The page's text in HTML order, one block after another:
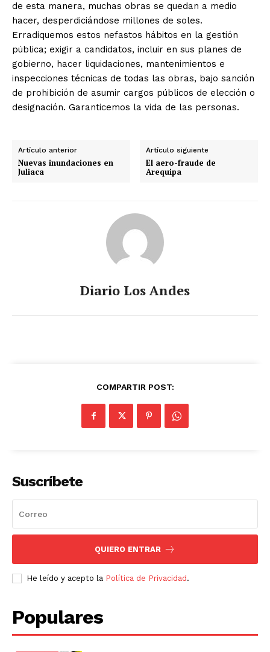
de esta manera, muchas obras se quedan a medio
hacer, desperdiciándose millones de soles.
Erradiquemos estos nefastos hábitos en la gestión
pública; exigir a candidatos, incluir en sus planes de
gobierno, hacer liquidaciones, mantenimientos e
inspecciones técnicas de todas las obras, bajo sanción
de prohibición de asumir cargos públicos de elección o
designación. Garanticemos la vida de las personas.
Artículo anterior
Nuevas inundaciones en
Juliaca
Artículo siguiente
El aero-fraude de
Arequipa
Diario Los Andes
COMPARTIR POST:
Suscríbete
QUIERO ENTRAR
He leído y acepto la Política de Privacidad .
Populares